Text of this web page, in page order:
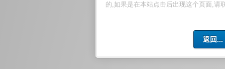
的,如果是在本站点击后出现这个页面,请
返回...